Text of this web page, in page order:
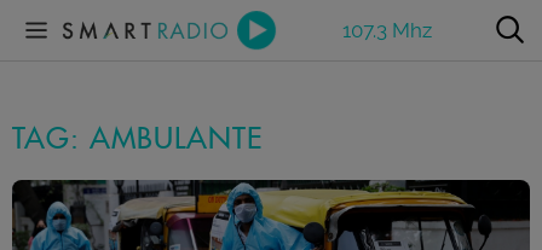
107.3 Mhz
TAG: AMBULANTE